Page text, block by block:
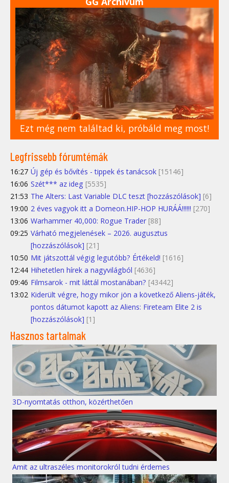
Ezt még nem találtad ki, próbáld meg most!
Legfrissebb fórumtémák
16:27 Új gép és bővítés - tippek és tanácsok [15146]
16:06 Szét*** az ideg [5535]
21:53 The Alters: Last Variable DLC teszt [hozzászólások] [6]
19:00 2 éves vagyok itt a Domeon.HIP-HOP HURÁÁ!!!!!! [270]
13:06 Warhammer 40,000: Rogue Trader [88]
09:25 Várható megjelenések – 2026. augusztus
[hozzászólások] [21]
10:50 Mit játszottál végig legutóbb? Értékeld! [1616]
12:44 Hihetetlen hírek a nagyvilágból [4636]
09:46 Filmsarok - mit láttál mostanában? [43442]
13:02 Kiderült végre, hogy mikor jön a következő Aliens-játék,
pontos dátumot kapott az Aliens: Fireteam Elite 2 is
[hozzászólások] [1]
Hasznos tartalmak
3D-nyomtatás otthon, közérthetően
Amit az ultraszéles monitorokról tudni érdemes